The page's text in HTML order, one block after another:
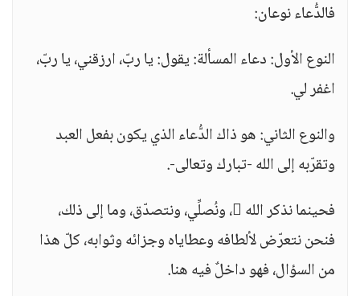
فالدُّعاء نوعان:
النوع الأول: دعاء المسألة: يقول: يا ربّ، ارزقني، يا ربّ،
اغفر لي.
والنوع الثاني: هو ذاك الدُّعاء الذي يكون بفعل العبد
وتقرّبه إلى الله -تبارك وتعالى-.
فحينما نذكر الله ، ونُصلِّي، ونتصدّق، وما إلى ذلك،
فنحن نتعرّض لألطافه وعطاياه وجزائه وثوابه، كلّ هذا
من السؤال، فهو داخلٌ فيه هنا.